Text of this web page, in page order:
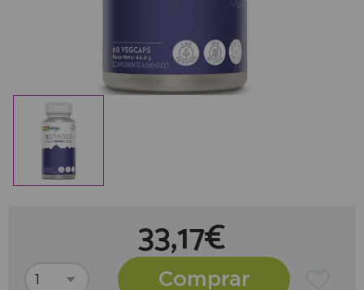
33,17€
Comprar